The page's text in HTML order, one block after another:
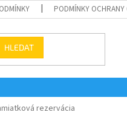
PODMÍNKY OCHRANY
HLEDAT
rezervácia